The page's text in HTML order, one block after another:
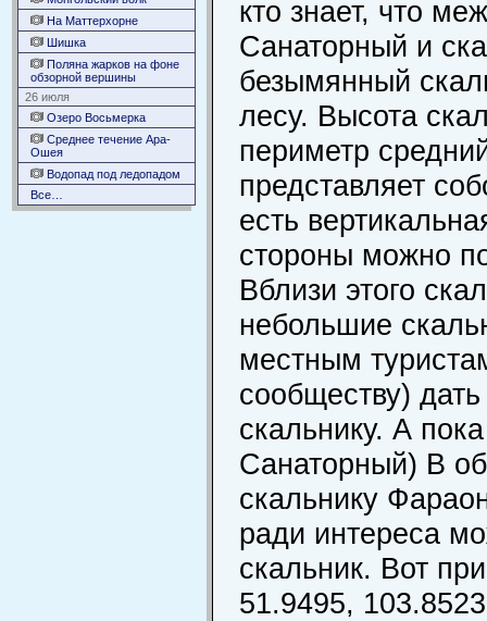
На Маттерхорне
Шишка
Поляна жарков на фоне
обзорной вершины
26 июля
Озеро Восьмерка
Среднее течение Ара-
Ошея
Водопад под ледопадом
Все…
кто знает, что
Санаторный и
безымянный
лесу. Высота
периметр
представляет
есть
стороны можно
Вблизи этого
небольшие
местным
сообществу)
скальнику. А
Санаторный) В
скальнику
ради интереса
скальник. Вот
51.9495,